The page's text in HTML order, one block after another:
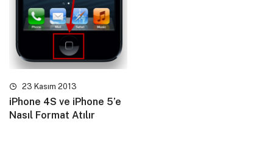
23 Kasım 2013
iPhone 4S ve iPhone 5’e
Nasıl Format Atılır